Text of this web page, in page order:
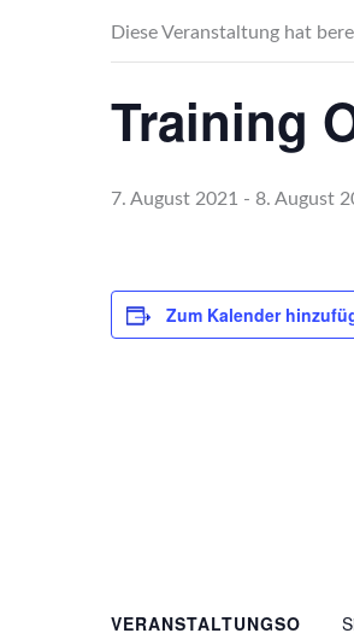
Diese Veranstaltung hat
Training
7. August 2021 - 8. August
Zum Kalender
VERANSTALTUNGSO